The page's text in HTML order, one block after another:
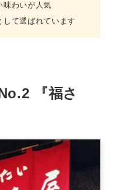
味わいが人気
して選ばれています
『福さ